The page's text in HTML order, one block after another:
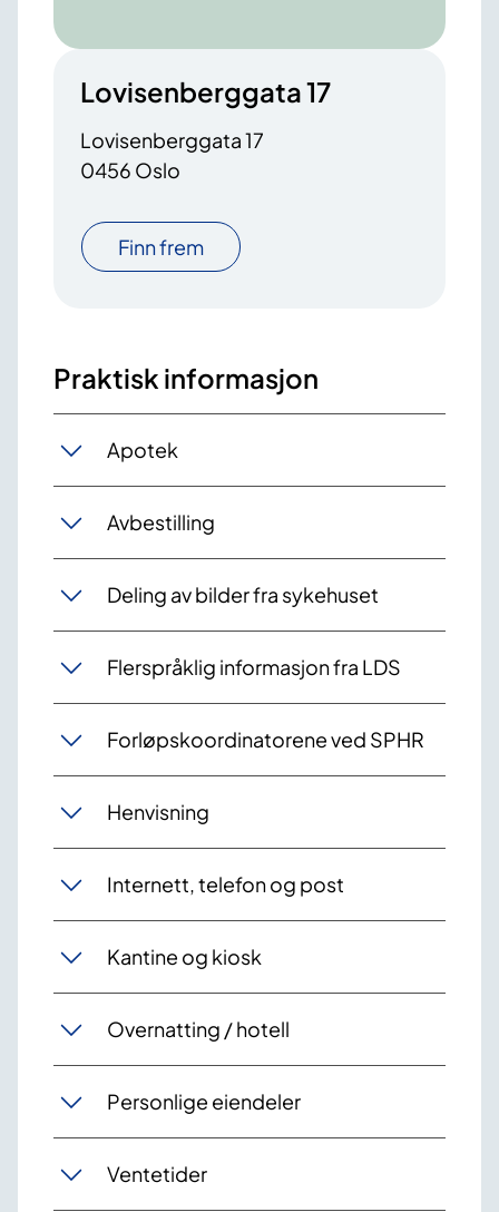
Lovisenberggata 17
Lovisenberggata 17
0456 Oslo
Finn frem
Praktisk informasjon
Apotek
Avbestilling
Deling av bilder fra sykehuset
Flerspråklig informasjon fra LDS
Forløpskoordinatorene ved SPHR
Henvisning
Internett, telefon og post
Kantine og kiosk
Overnatting / hotell
Personlige eiendeler
Ventetider